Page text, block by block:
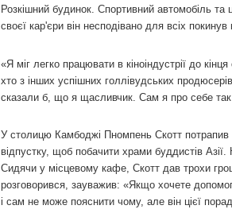
Розкішний будинок. Спортивний автомобіль та
своєї кар'єри він несподівано для всіх
«Я міг легко працювати в кіноіндустрії до
хто з інших успішних голлівудських
сказали б, що я щасливчик. Сам я про себе так
У столицю Камбоджі Пномпень Скотт
відпустку, щоб побачити храми буддистів
Сидячи у місцевому кафе, Скотт дав трохи
розговорився, зауважив: «Якщо хочете
і сам не може пояснити чому, але він цієї